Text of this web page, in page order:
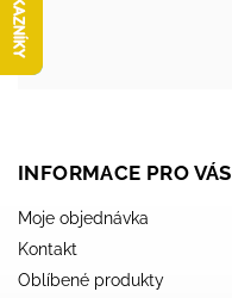
INFORMACE PRO VÁS
Moje objednávka
Kontakt
Oblíbené produkty